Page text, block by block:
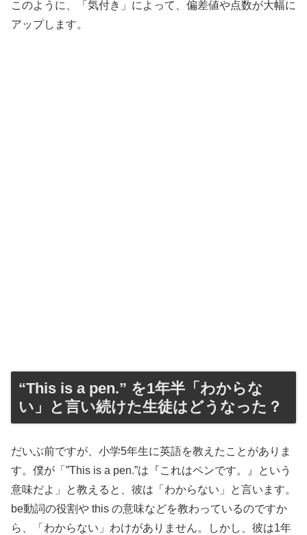
このように、「気付き」によって、偏差値や点数が大幅に
アップします。
“This is a pen.” を1年半「わからな
い」と言い続けた生徒はどうなった？
だいぶ前ですが、小学5年生に英語を教えたことがありま
す。僕が「”This is a pen.”は『これはペンです。』という
意味だよ」と教えると、彼は「わからない」と言います。
be動詞の役割や this の意味などを教わっているのですか
ら、「わからない」わけがありません。しかし、彼は1年